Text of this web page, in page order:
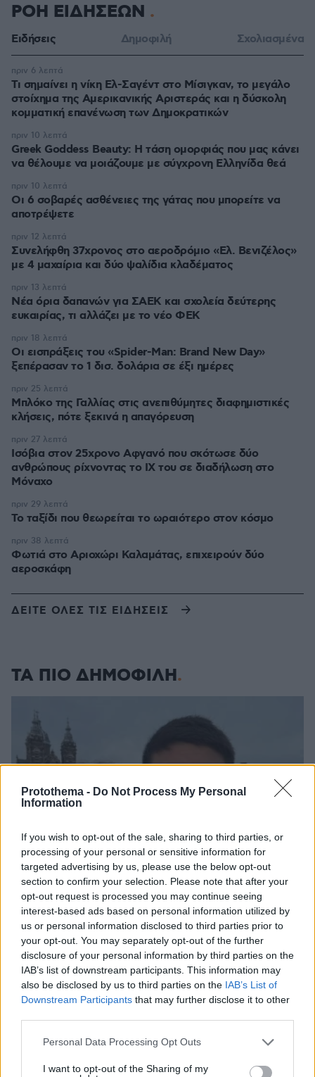
Protothema - Do Not Process My Personal
Information
If you wish to opt-out of the sale, sharing to third parties, or
processing of your personal or sensitive information for
targeted advertising by us, please use the below opt-out
section to confirm your selection. Please note that after your
opt-out request is processed you may continue seeing
interest-based ads based on personal information utilized by
us or personal information disclosed to third parties prior to
your opt-out. You may separately opt-out of the further
disclosure of your personal information by third parties on the
IAB’s list of downstream participants. This information may
also be disclosed by us to third parties on the IAB’s List of
Downstream Participants that may further disclose it to other
Please note that this website/app uses one or more Google
not limited to your visit or usage behaviour. You may click to
Personal Data Processing Opt Outs
I want to opt-out of the Sharing of my
ΡΟΗ ΕΙΔΗΣΕΩΝ
Ειδήσεις Δημοφιλή Σχολιασμένα
Τι σημαίνει η νίκη Ελ-Σαγέντ στο Μίσιγκαν, το μεγάλο
στοίχημα της Aμερικανικής Αριστεράς και η δύσκολη
κομματική επανένωση των Δημοκρατικών
πριν 6 λεπτά
Greek Goddess Beauty: Η τάση ομορφιάς που μας κάνει
να θέλουμε να μοιάζουμε με σύγχρονη Ελληνίδα θεά
πριν 10 λεπτά
Οι 6 σοβαρές ασθένειες της γάτας που μπορείτε να
αποτρέψετε
πριν 10 λεπτά
Συνελήφθη 37χρονος στο αεροδρόμιο «Ελ. Βενιζέλος»
με 4 μαχαίρια και δύο ψαλίδια κλαδέματος
πριν 12 λεπτά
Νέα όρια δαπανών για ΣΑΕΚ και σχολεία δεύτερης
ευκαιρίας, τι αλλάζει με το νέο ΦΕΚ
πριν 13 λεπτά
Οι εισπράξεις του «Spider-Man: Brand New Day»
ξεπέρασαν το 1 δισ. δολάρια σε έξι ημέρες
πριν 18 λεπτά
Μπλόκο της Γαλλίας στις ανεπιθύμητες διαφημιστικές
κλήσεις, πότε ξεκινά η απαγόρευση
πριν 25 λεπτά
Ισόβια στον 25χρονο Αφγανό που σκότωσε δύο
ανθρώπους ρίχνοντας το ΙΧ του σε διαδήλωση στο
Μόναχο
πριν 27 λεπτά
Το ταξίδι που θεωρείται το ωραιότερο στον κόσμο
πριν 29 λεπτά
Φωτιά στο Αριοχώρι Καλαμάτας, επιχειρούν δύο
αεροσκάφη
πριν 38 λεπτά
ΔΕΙΤΕ ΟΛΕΣ ΤΙΣ ΕΙΔΗΣΕΙΣ
ΤΑ ΠΙΟ ΔΗΜΟΦΙΛΗ
Η αποκαλυπτική κατάθεση της συζύγου του
υποψιάστηκα ότι ήταν το πτώμα στη βαλίτσα
06.08.2026, 12:32